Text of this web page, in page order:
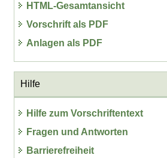
HTML-Gesamtansicht
Vorschrift als PDF
Anlagen als PDF
Hilfe
Hilfe zum Vorschriftentext
Fragen und Antworten
Barrierefreiheit